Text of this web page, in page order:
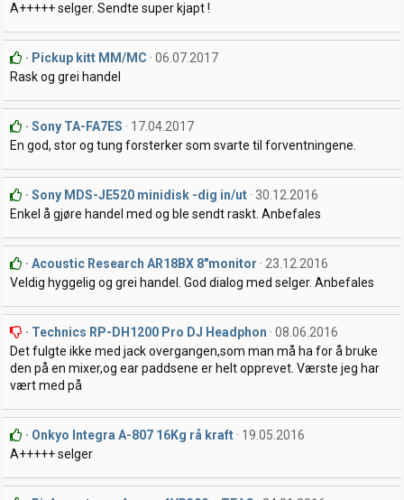
A+++++ selger. Sendte super kjapt !
Pickup kitt MM/MC
06.07.2017
Rask og grei handel
Sony TA-FA7ES
17.04.2017
En god, stor og tung forsterker som svarte til forventningene.
Sony MDS-JE520 minidisk -dig in/ut
30.12.2016
Enkel å gjøre handel med og ble sendt raskt. Anbefales
Acoustic Research AR18BX 8"monitor
23.12.2016
Veldig hyggelig og grei handel. God dialog med selger. Anbefales
Technics RP-DH1200 Pro DJ Headphon
08.06.2016
Det fulgte ikke med jack overgangen,som man må ha for å bruke
den på en mixer,og ear paddsene er helt opprevet. Værste jeg har
vært med på
Onkyo Integra A-807 16Kg rå kraft
19.05.2016
A+++++ selger